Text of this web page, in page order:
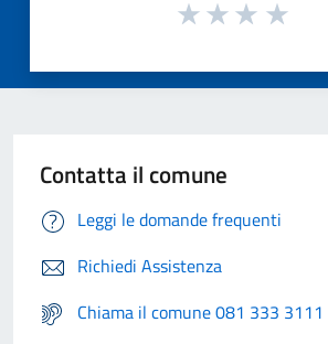
Contatta il comune
Leggi le domande frequenti
Richiedi Assistenza
Chiama il comune 081 333 3111